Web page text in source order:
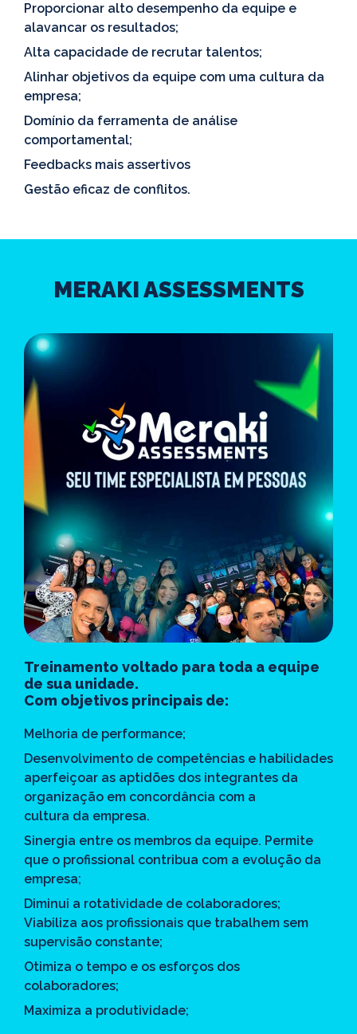
Proporcionar alto desempenho da equipe e
alavancar os resultados;
Alta capacidade de recrutar talentos;
Alinhar objetivos da equipe com uma cultura da
empresa;
Domínio da ferramenta de análise
comportamental;
Feedbacks mais assertivos
Gestão eficaz de conflitos.
MERAKI ASSESSMENTS
Treinamento voltado para toda a equipe
de sua unidade.
Com objetivos principais de:
Melhoria de performance;
Desenvolvimento de competências e habilidades
aperfeiçoar as aptidões dos integrantes da
organização em concordância com a
cultura da empresa.
Sinergia entre os membros da equipe. Permite
que o profissional contribua com a evolução da
empresa;
Diminui a rotatividade de colaboradores;
Viabiliza aos profissionais que trabalhem sem
supervisão constante;
Otimiza o tempo e os esforços dos
colaboradores;
Maximiza a produtividade;